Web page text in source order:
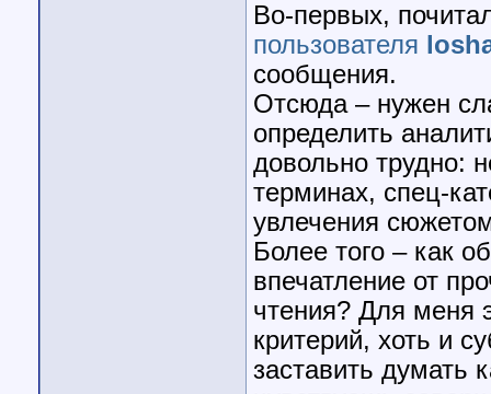
Во-первых,
пользователя
сообщения.
Отсюда – нужен
определить
довольно трудно:
терминах, спец-
увлечения
Более того – как
впечатление от
чтения? Для меня
критерий, хоть и
заставить думать